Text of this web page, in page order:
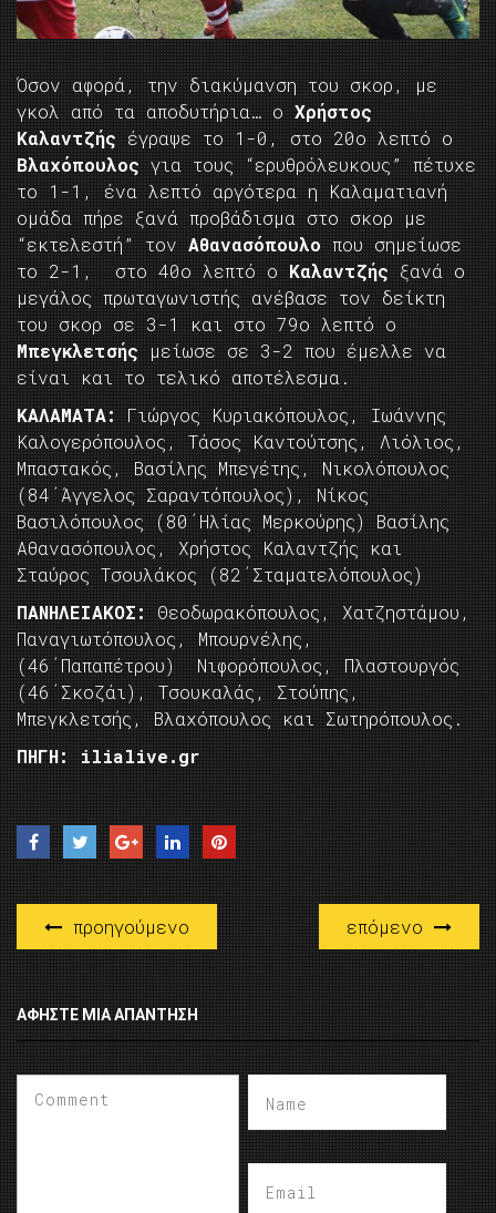
Όσον αφορά, την διακύμανση του σκορ, με
γκολ από τα αποδυτήρια… ο Χρήστος
Καλαντζής έγραψε το 1-0, στο 20ο λεπτό ο
Βλαχόπουλος για τους “ερυθρόλευκους” πέτυχε
το 1-1, ένα λεπτό αργότερα η Καλαματιανή
ομάδα πήρε ξανά προβάδισμα στο σκορ με
“εκτελεστή” τον Αθανασόπουλο που σημείωσε
το 2-1, στο 40ο λεπτό ο Καλαντζής ξανά ο
μεγάλος πρωταγωνιστής ανέβασε τον δείκτη
του σκορ σε 3-1 και στο 79ο λεπτό ο
Μπεγκλετσής μείωσε σε 3-2 που έμελλε να
είναι και το τελικό αποτέλεσμα.
ΚΑΛΑΜΑΤΑ:
Γιώργος Κυριακόπουλος, Ιωάννης
Καλογερόπουλος, Τάσος Καντούτσης, Λιόλιος,
Μπαστακός, Βασίλης Μπεγέτης, Νικολόπουλος
(84΄Άγγελος Σαραντόπουλος), Νίκος
Βασιλόπουλος (80΄Ηλίας Μερκούρης) Βασίλης
Αθανασόπουλος, Χρήστος Καλαντζής και
Σταύρος Τσουλάκος (82΄Σταματελόπουλος)
ΠΑΝΗΛΕΙΑΚΟΣ:
Θεοδωρακόπουλος, Χατζηστάμου,
Παναγιωτόπουλος, Μπουρνέλης,
(46΄Παπαπέτρου) Νιφορόπουλος, Πλαστουργός
(46΄Σκοζάι), Τσουκαλάς, Στούπης,
Μπεγκλετσής, Βλαχόπουλος και Σωτηρόπουλος.
ΠΗΓΗ: ilialive.gr
προηγούμενο επόμενο
ΑΦΉΣΤΕ ΜΙΑ ΑΠΆΝΤΗΣΗ